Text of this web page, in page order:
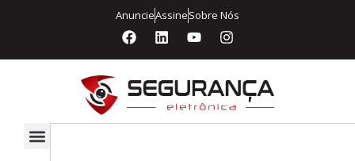
AnuncieAssineSobre Nós